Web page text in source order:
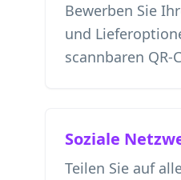
Bewerben Sie
und
scannbaren QR-
Soziale
Teilen Sie auf